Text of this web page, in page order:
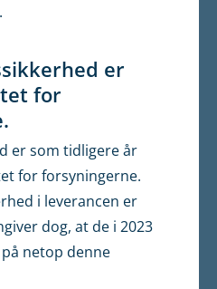
er
for
er som tidligere år
for forsyningerne.
i leverancen er
dog, at de i 2023
netop denne